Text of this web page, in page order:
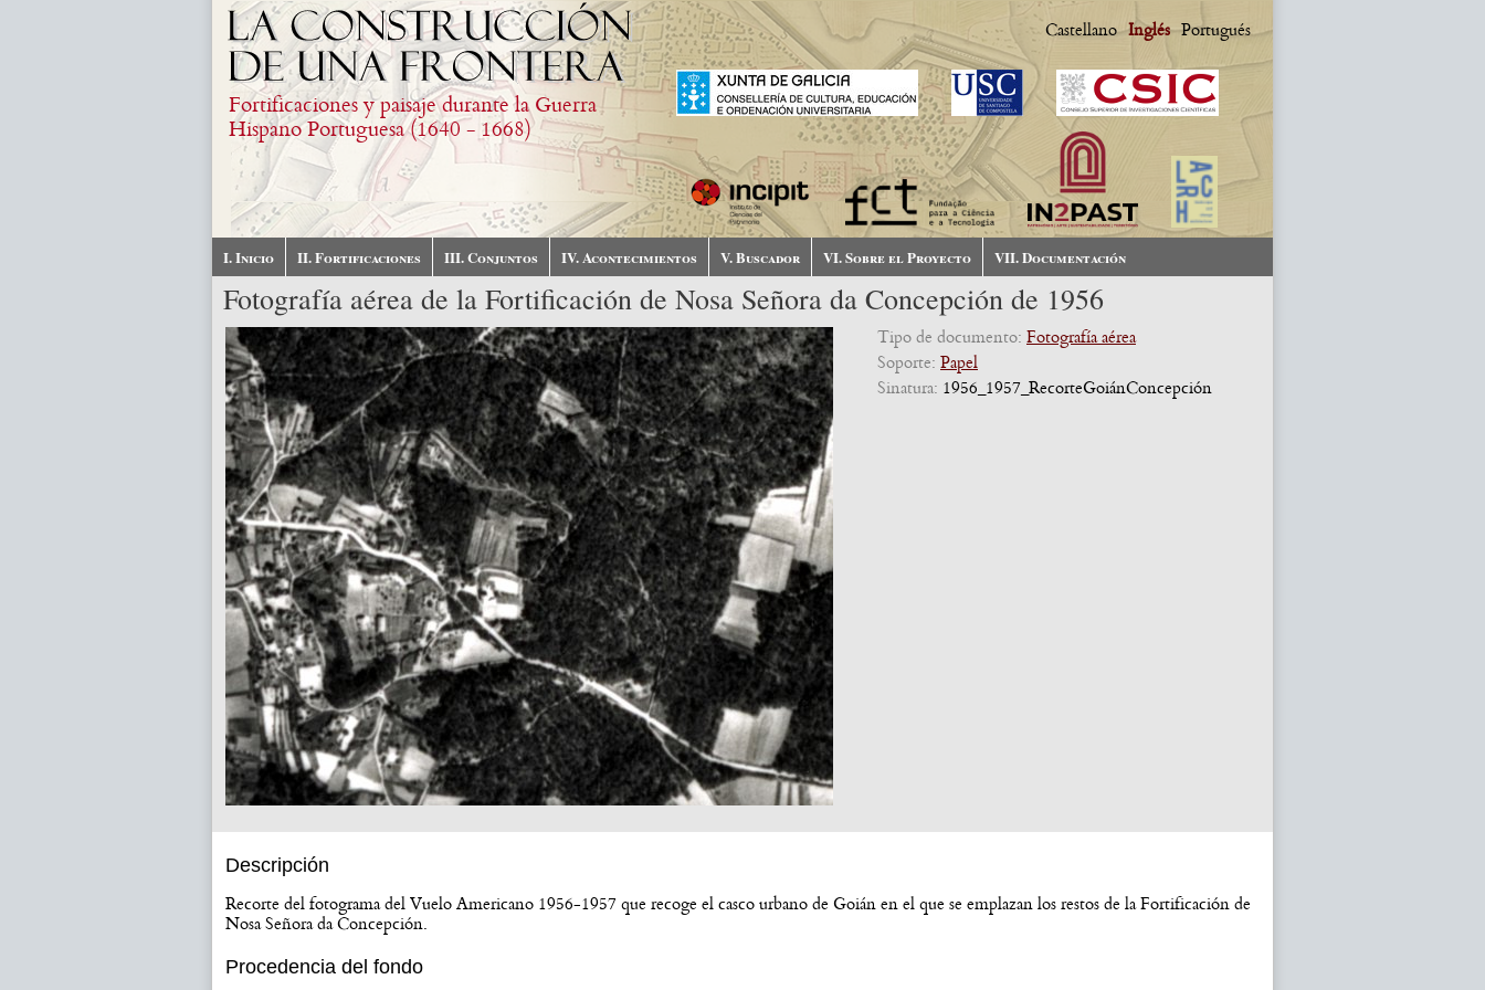
Fortificaciones y paisaje durante la Guerra
Hispano Portuguesa (1640 - 1668)
Castellano Inglés Portugués
I. Inicio II. Fortificaciones III. Conjuntos IV. Acontecimientos V. Buscador VI. Sobre el Proyecto VII. Documentación
Fotografía aérea de la Fortificación de Nosa Señora da Concepción de 1956
Tipo de documento: Fotografía aérea
Soporte: Papel
Sinatura: 1956_1957_RecorteGoiánConcepción
Descripción
Recorte del fotograma del Vuelo Americano 1956-1957 que recoge el casco urbano de Goián en el que se emplazan los restos de la Fortificación de
Nosa Señora da Concepción.
Procedencia del fondo